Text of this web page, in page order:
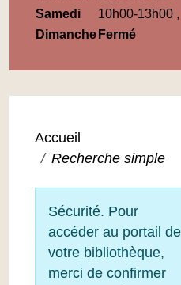
Samedi
10h00-13h00
Dimanche Fermé
Accueil
Recherche simple
Sécurité. Pour
accéder au portail de
votre bibliothèque,
merci de confirmer